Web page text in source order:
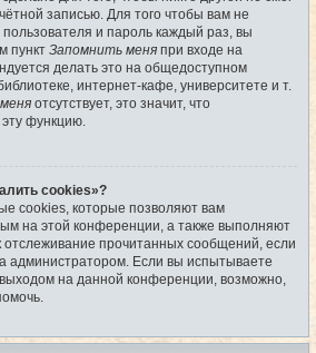
записью. Для того чтобы вам не
и пароль каждый раз, вы
пункт Запомнить меня при входе на
делать это на общедоступном
интернет-кафе, университете и т.
отсутствует, это значит, что
функцию.
cookies»?
cookies, которые позволяют вам
на этой конференции, а также выполняют
отслеживание прочитанных сообщений, если
администратором. Если вы испытываете
на данной конференции, возможно,